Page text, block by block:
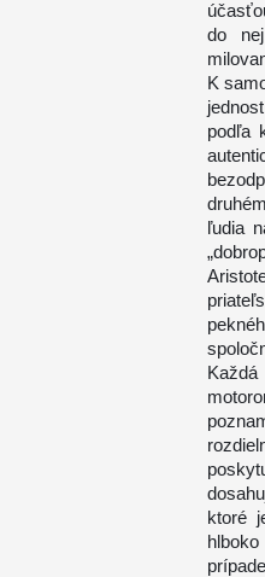
do
K
podľa
ľudia
ktoré